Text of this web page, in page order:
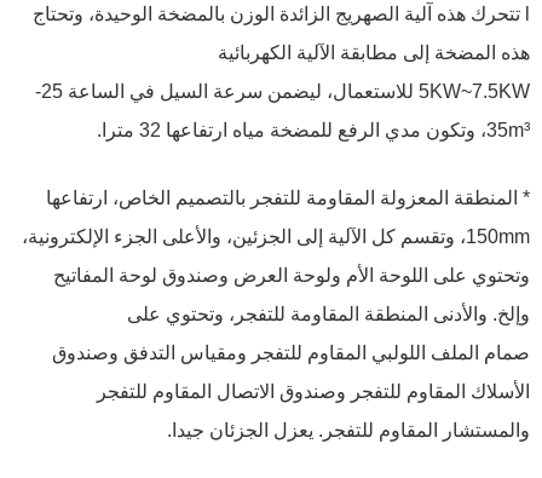
تتحرك هذه آلية الصهريج الزائدة الوزن بالمضخة الوحيدة، وتحتاج
هذه المضخة إلى مطابقة الآلية الكهربائية
5KW~7.5KW للاستعمال، ليضمن سرعة السيل في الساعة 25-
35m³، وتكون مدي الرفع للمضخة مياه ارتفاعها 32 مترا.
* المنطقة المعزولة المقاومة للتفجر بالتصميم الخاص، ارتفاعها
150mm، وتقسم كل الآلية إلى الجزئين، والأعلى الجزء الإلكترونية،
وتحتوي على اللوحة الأم ولوحة العرض وصندوق لوحة المفاتيح
وإلخ. والأدنى المنطقة المقاومة للتفجر، وتحتوي على
صمام الملف اللولبي المقاوم للتفجر ومقياس التدفق وصندوق
الأسلاك المقاوم للتفجر وصندوق الاتصال المقاوم للتفجر
والمستشار المقاوم للتفجر. يعزل الجزئان جيدا.